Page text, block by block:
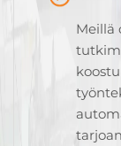
Meillä